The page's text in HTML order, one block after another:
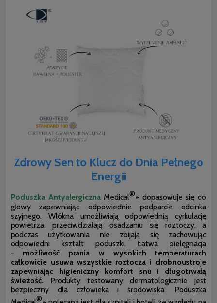
Zdrowy Sen to Klucz do Dnia Pełnego
Energii
Poduszka AntyalergicznaMedical®+ dopasowuje się do
głowy zapewniając odpowiednie podparcie odcinka
szyjnego. Włókna umożliwiają odpowiednią cyrkulację
powietrza, przeciwdziałają osadzaniu się roztoczy, a
podczas użytkowania nie zbijają się zachowując
odpowiedni kształt poduszki. Łatwa pielęgnacja
- możliwość prania w wysokich temperaturach
całkowicie usuwa wszystkie roztocza i drobnoustroje
zapewniając higieniczny komfort snu i długotrwałą
świeżość. Produkty testowany dermatologicznie jest
bezpieczny dla człowieka i środowiska. Poduszka
®